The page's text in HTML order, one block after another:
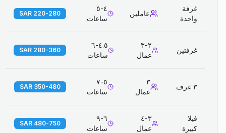
غرفة
واحدة
عاملين
٤-٥
ساعات
220-280 SAR
غرفتين
٢-٣
عمال
٤.٥-٦
ساعات
280-360 SAR
٣ غرف
٣
عمال
٥-٧
ساعات
350-480 SAR
فيلا
كبيرة
٣-٤
عمال
٦-٩
ساعات
480-750 SAR